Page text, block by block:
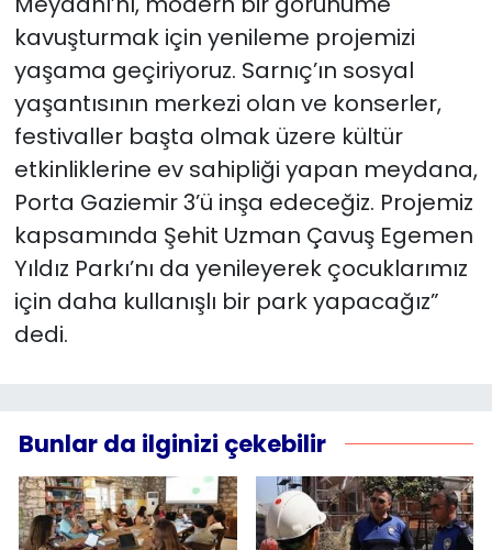
kavuşturmak için yenileme projemizi
yaşama geçiriyoruz. Sarnıç’ın sosyal
yaşantısının merkezi olan ve konserler,
festivaller başta olmak üzere kültür
etkinliklerine ev sahipliği yapan meydana,
Porta Gaziemir 3’ü inşa edeceğiz. Projemiz
kapsamında Şehit Uzman Çavuş Egemen
Yıldız Parkı’nı da yenileyerek çocuklarımız
için daha kullanışlı bir park yapacağız”
dedi.
Bunlar da ilginizi çekebilir